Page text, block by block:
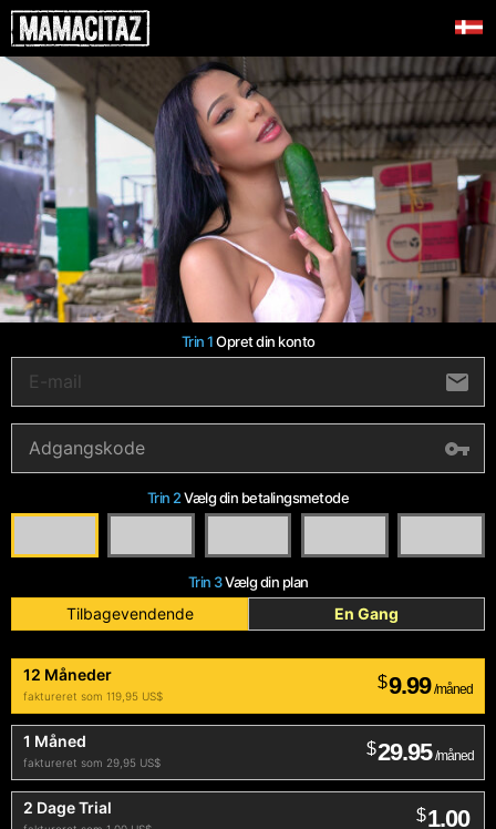
Trin 1Opret din konto
Trin 2Vælg din betalingsmetode
Trin 3Vælg din plan
Tilbagevendende En Gang
12 Måneder
faktureret som 119,95 US$
$9.99 /måned
1 Måned
faktureret som 29,95 US$
$29.95 /måned
2 Dage Trial $1.00